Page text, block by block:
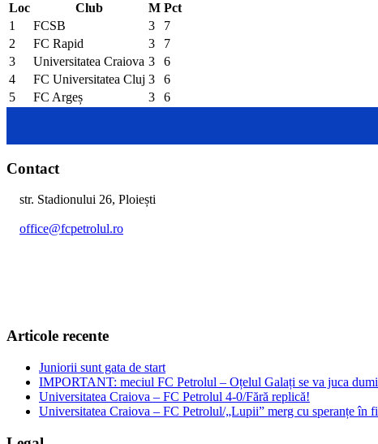
Loc Club M Pct
1
FCSB 3
7
2
FC Rapid 3
7
3
Universitatea Craiova 3
6
4
FC Universitatea Cluj 3
6
5
FC Argeș 3 6
Contact
str. Stadionului 26, Ploiești
office@fcpetrolul.ro
Articole recente
Juniorii sunt gata de start
IMPORTANT: meciul FC Petrolul – Oțelul Galați se va juca
Universitatea Craiova – FC Petrolul 4-0/Fără replică!
Universitatea Craiova – FC Petrolul/„Lupii” merg cu speranțe în